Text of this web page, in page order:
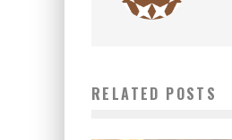
RELATED POSTS